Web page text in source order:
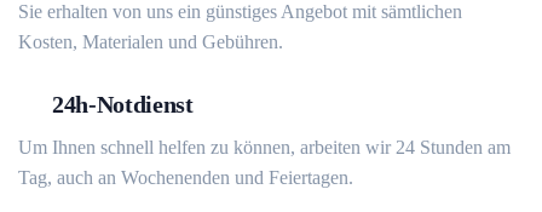
Sie erhalten von uns ein günstiges Angebot mit sämtlichen
Kosten, Materialen und Gebühren.
24h-Notdienst
Um Ihnen schnell helfen zu können, arbeiten wir 24 Stunden am
Tag, auch an Wochenenden und Feiertagen.